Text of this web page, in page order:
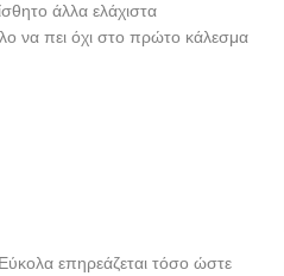
άλλα ελάχιστα
να πει όχι στο πρώτο κάλεσμα
επηρεάζεται τόσο ώστε